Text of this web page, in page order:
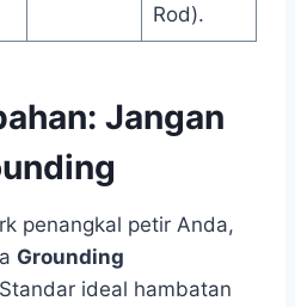
Rod).
Jangan
penangkal petir Anda,
Grounding
ideal hambatan